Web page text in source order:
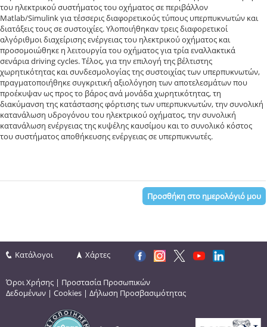
του ηλεκτρικού συστήματος του οχήματος σε περιβάλλον
Matlab/Simulink για τέσσερις διαφορετικούς τύπους υπερπυκνωτών και
διατάξεις τους σε συστοιχίες. Υλοποιήθηκαν τρεις διαφορετικοί
αλγόριθμοι διαχείρισης ενέργειας του ηλεκτρικού οχήματος και
προσομοιώθηκε η λειτουργία του οχήματος για τρία εναλλακτικά
σενάρια driving cycles. Τέλος, για την επιλογή της βέλτιστης
χωρητικότητας και συνδεσμολογίας της συστοιχίας των υπερπυκνωτών,
πραγματοποιήθηκε συγκριτική αξιολόγηση των αποτελεσμάτων που
προέκυψαν ως προς το βάρος ανά μονάδα χωρητικότητας, τη
διακύμανση της κατάστασης φόρτισης των υπερπυκνωτών, την συνολική
κατανάλωση υδρογόνου του ηλεκτρικού οχήματος, την συνολική
κατανάλωση ενέργειας της κυψέλης καυσίμου και το συνολικό κόστος
του συστήματος αποθήκευσης ενέργειας σε υπερπυκνωτές.
Προσθήκη στο ημερολόγιό μου
Κατάλογοι Χάρτες
Όροι Χρήσης | Προστασία Προσωπικών
Δεδομένων | Cookies | Δήλωση Προσβασιμότητας